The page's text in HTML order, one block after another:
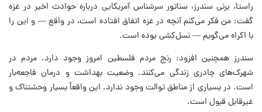
راستا، برنی سندرز، سناتور سرشناس آمریکایی‌ درباره حوادث اخیر در غزه
گفت: من فکر می‌کنم آنچه در غزه اتفاق افتاده است، در واقع — و این را
با اکراه می‌گویم — نسل‌کشی بوده است.
سندرز همچنین افزود: رنج مردم فلسطین امروز وجود دارد. مردم در
شهرک‌های چادری زندگی می‌کنند. وضعیت بهداشت و درمان فاجعه‌بار
است. در بسیاری از مناطق توالت وجود ندارد. این واقعاً بسیار وحشتناک و
غیرقابل قبول است.